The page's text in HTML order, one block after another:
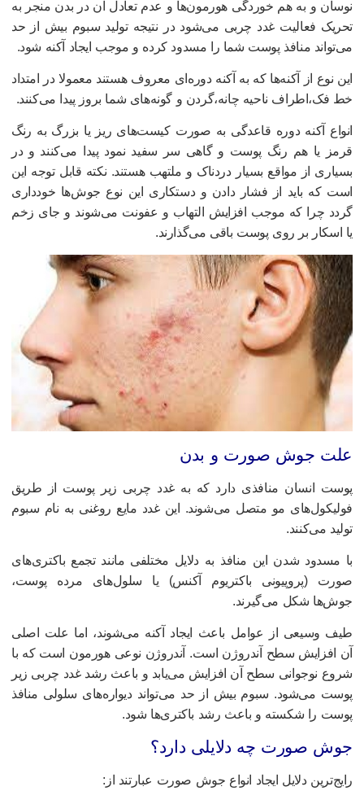
و به هم خوردگی هورمون‌ها و عدم تعادل آن در بدن منجر به
فعالیت غدد چربی می‌شود در نتیجه تولید سبوم بیش از حد
منافذ پوست شما را مسدود کرده و موجب ایجاد آکنه شود.
نوع از آکنه‌ها که به آکنه دوره‌ای معروف هستند معمولا در امتداد
فک،اطراف ناحیه چانه،گردن و گونه‌های شما بروز پیدا می‌کنند.
آکنه دوره قاعدگی به صورت کیست‌های ریز یا بزرگ به رنگ
یا هم رنگ پوست و گاهی سر سفید نمود پیدا می‌کنند و در
از مواقع بسیار دردناک و ملتهب هستند. نکته قابل توجه این
که باید از فشار دادن و دستکاری این نوع جوش‌ها خودداری
چرا که موجب افزایش التهاب و عفونت می‌شوند و جای زخم
اسکار بر روی پوست باقی می‌گذارند.
جوش صورت و بدن
انسان منافذی دارد که به غدد چربی زیر پوست از طریق
مو متصل می‌شوند. این غدد مایع روغنی به نام سبوم
می‌کنند.
مسدود شدن این منافذ به دلایل مختلفی مانند تجمع باکتری‌های
(پروپیونی باکتریوم آکنس) یا سلول‌های مرده پوست،
شکل می‌گیرند.
وسیعی از عوامل باعث ایجاد آکنه می‌شوند، اما علت اصلی
افزایش سطح آندروژن است. آندروژن نوعی هورمون است که با
نوجوانی سطح آن افزایش می‌یابد و باعث رشد غدد چربی زیر
می‌شود. سبوم بیش از حد می‌تواند دیواره‌های سلولی منافذ
را شکسته و باعث رشد باکتری‌ها شود.
صورت چه دلایلی دارد؟
دلایل ایجاد انواع جوش صورت عبارتند از: